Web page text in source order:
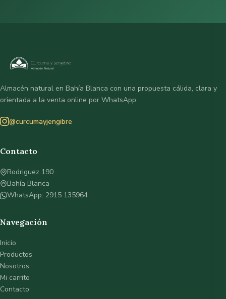
Almacén natural en Bahía Blanca con una propuesta cálida, clara y
orientada a la venta online por WhatsApp.
@curcumayjengibre
Contacto
Rodriguez 190
Bahía Blanca
WhatsApp: 2915 135964
Navegación
Inicio
Productos
Nosotros
Mi carrito
Contacto